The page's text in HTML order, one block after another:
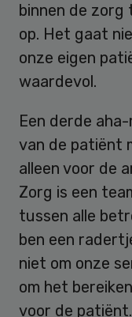
binnen de zorg
op. Het gaat
onze eigen
waardevol.
Een derde
van de patiënt
alleen voor de
Zorg is een
tussen alle
ben een
niet om onze
om het
voor de